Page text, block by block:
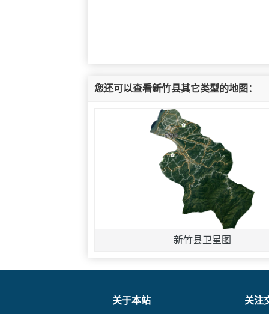
您还可以查看新竹县其它类型的地图：
新竹县卫星图
关于本站 关注